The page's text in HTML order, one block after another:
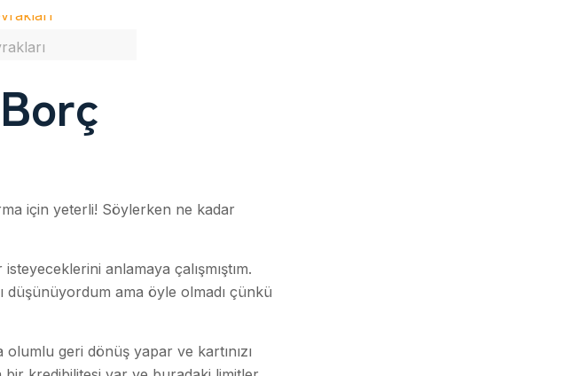
için yeterli! Söylerken ne kadar
anlamaya çalışmıştım.
düşünüyordum ama öyle olmadı çünkü
olumlu geri dönüş yapar ve kartınızı